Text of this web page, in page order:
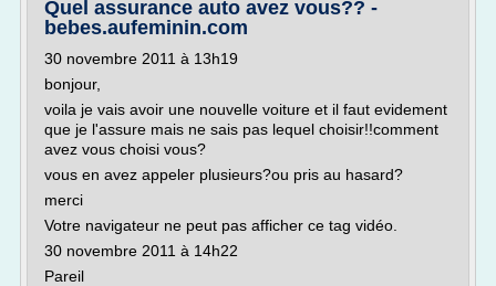
Quel assurance auto avez vous?? -
bebes.aufeminin.com
30 novembre 2011 à 13h19
bonjour,
voila je vais avoir une nouvelle voiture et il faut evidement
que je l'assure mais ne sais pas lequel choisir!!comment
avez vous choisi vous?
vous en avez appeler plusieurs?ou pris au hasard?
merci
Votre navigateur ne peut pas afficher ce tag vidéo.
30 novembre 2011 à 14h22
Pareil